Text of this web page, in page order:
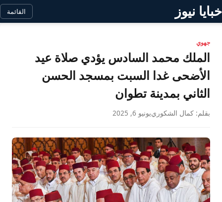
خبايا نيوز القائمة
جهوي
الملك محمد السادس يؤدي صلاة عيد
الأضحى غدا السبت بمسجد الحسن
الثاني بمدينة تطوان
بقلم: كمال الشكورييونيو 6, 2025